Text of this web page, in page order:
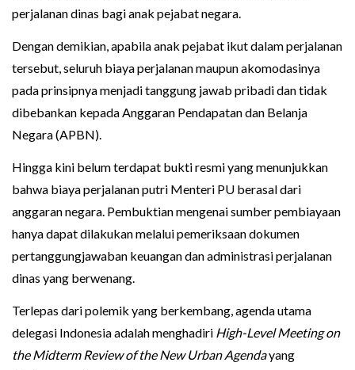
perjalanan dinas bagi anak pejabat negara.
Dengan demikian, apabila anak pejabat ikut dalam perjalanan
tersebut, seluruh biaya perjalanan maupun akomodasinya
pada prinsipnya menjadi tanggung jawab pribadi dan tidak
dibebankan kepada Anggaran Pendapatan dan Belanja
Negara (APBN).
Hingga kini belum terdapat bukti resmi yang menunjukkan
bahwa biaya perjalanan putri Menteri PU berasal dari
anggaran negara. Pembuktian mengenai sumber pembiayaan
hanya dapat dilakukan melalui pemeriksaan dokumen
pertanggungjawaban keuangan dan administrasi perjalanan
dinas yang berwenang.
Terlepas dari polemik yang berkembang, agenda utama
delegasi Indonesia adalah menghadiri High-Level Meeting on
the Midterm Review of the New Urban Agendayang